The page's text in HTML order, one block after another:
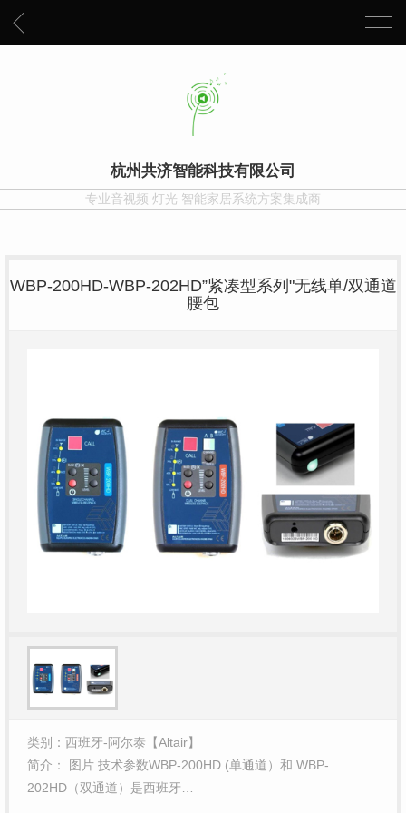
杭州共济智能科技有限公司
专业音视频 灯光 智能家居系统方案集成商
WBP-200HD-WBP-202HD”紧凑型系列"无线单/双通道
腰包
类别：西班牙-阿尔泰【Altair】
简介： 图片 技术参数WBP-200HD (单通道）和 WBP-
202HD（双通道）是西班牙…